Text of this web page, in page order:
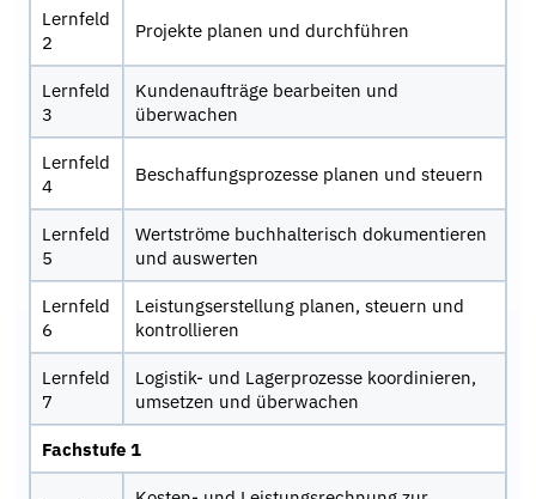
Lernfeld
2
Projekte planen und durchführen
Lernfeld
3
Kundenaufträge bearbeiten und
überwachen
Lernfeld
4
Beschaffungsprozesse planen und steuern
Lernfeld
5
Wertströme buchhalterisch dokumentieren
und auswerten
Lernfeld
6
Leistungserstellung planen, steuern und
kontrollieren
Lernfeld
7
Logistik- und Lagerprozesse koordinieren,
umsetzen und überwachen
Fachstufe 1